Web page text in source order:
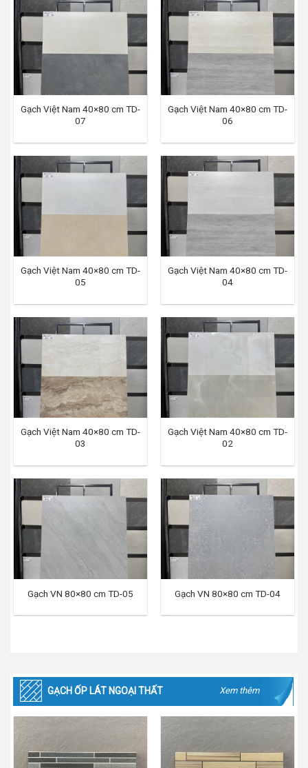
Gạch Việt Nam 40×80 cm TD-
07
Gạch Việt Nam 40×80 cm TD-
06
Gạch Việt Nam 40×80 cm TD-
05
Gạch Việt Nam 40×80 cm TD-
04
Gạch Việt Nam 40×80 cm TD-
03
Gạch Việt Nam 40×80 cm TD-
02
Gạch VN 80×80 cm TD-05 Gạch VN 80×80 cm TD-04
GẠCH ỐP LÁT NGOẠI THẤT Xem thêm